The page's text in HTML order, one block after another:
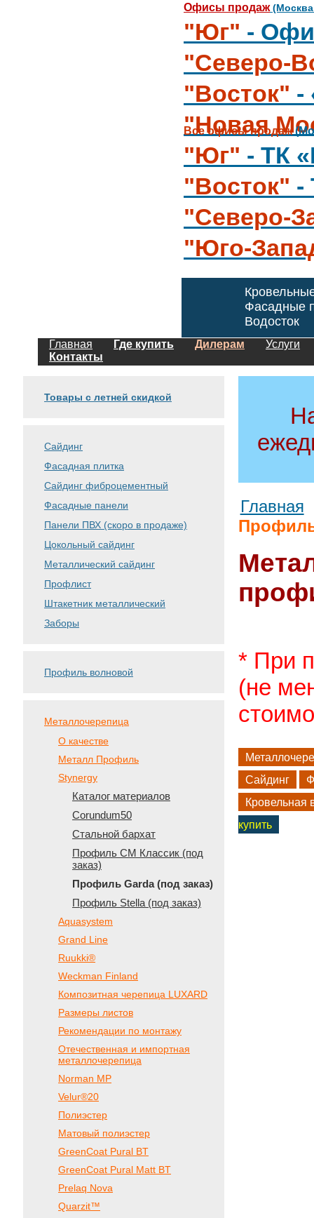
Офисы продаж(Москва
"Юг" -
"Северо-
"Восток" -
"Новая
"Юг" - ТК
"Восток" -
"Северо-
"Юго-
Все офисы продаж
Фасадные
Водосток
Главная Где купить Дилерам
Услуги
Контакты
Товары с летней скидкой
Сайдинг
Фасадная плитка
Сайдинг фиброцементный
Фасадные панели
Панели ПВХ (скоро в продаже)
Цокольный сайдинг
Металлический сайдинг
Профлист
Штакетник металлический
Заборы
Профиль волновой
Металлочерепица
О качестве
Металл Профиль
Stynergy
Каталог материалов
Corundum50
Стальной бархат
Профиль СМ Классик (под
заказ)
Профиль Garda (под заказ)
Профиль Stella (под заказ)
Aquasystem
Grand Line
Ruukki®
Weckman Finland
Композитная черепица LUXARD
Размеры листов
Рекомендации по монтажу
Отечественная и импортная
металлочерепица
Norman MP
Velur®20
Полиэстер
Матовый полиэстер
GreenCoat Pural BT
GreenCoat Pural Matt BT
Prelaq Nova
Quarzit™
Главная
* При
(не
Сайдинг
Кровельная
купить